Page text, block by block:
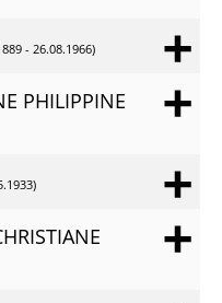
- 26.08.1966)
PHILIPPINE